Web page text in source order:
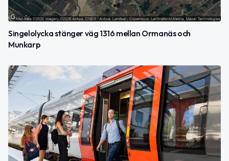
Singelolycka stänger väg 1316 mellan Ormanäs och
Munkarp